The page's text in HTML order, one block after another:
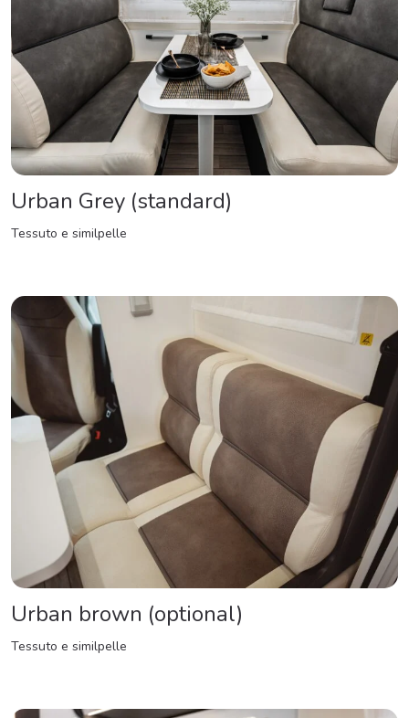
Urban Grey (standard)
Tessuto e similpelle
Urban brown (optional)
Tessuto e similpelle